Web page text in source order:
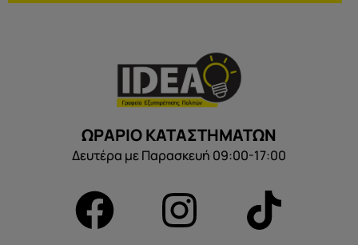
ΩΡΑΡΙΟ ΚΑΤΑΣΤΗΜΑΤΩΝ
Δευτέρα με Παρασκευή 09:00-17:00